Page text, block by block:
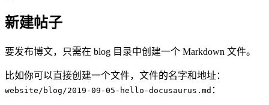
新建帖子
要发布博文，只需在 blog 目录中创建一个 Markdown 文件。
比如你可以直接创建一个文件，文件的名字和地址：
website/blog/2019-09-05-hello-docusaurus.md ：